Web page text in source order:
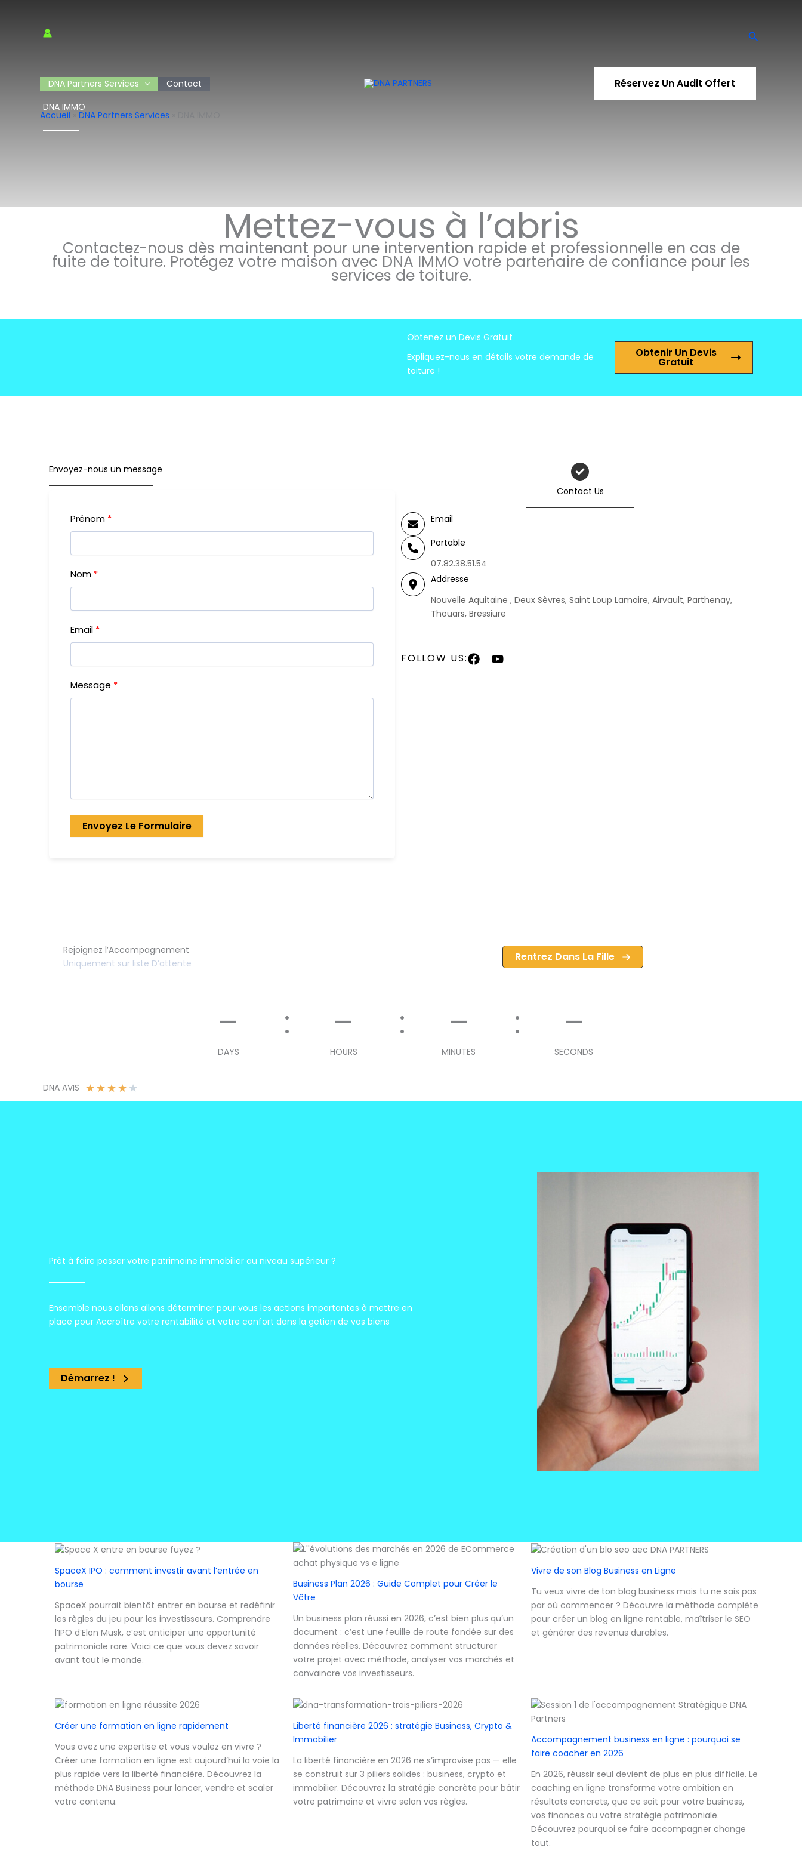
DNA Partners Services Contact Réservez Un Audit Offert
Accueil DNA Partners Services
DNA IMMO
Mettez-vous à l’abris
Contactez-nous dès maintenant pour une intervention rapide et professionnelle en cas de
fuite de toiture. Protégez votre maison avec DNA IMMO votre partenaire de confiance pour les
services de toiture.
Obtenez un Devis Gratuit
Expliquez-nous en détails votre demande de
toiture !
Obtenir Un Devis
Gratuit
Envoyez-nous un message
Prénom
Nom
Email
Message
Envoyez Le Formulaire
Contact Us
Email
Portable
07.82.38.51.54
Addresse
Nouvelle Aquitaine , Deux Sèvres, Saint Loup Lamaire, Airvault, Parthenay,
Thouars, Bressiure
FOLLOW US:
Rejoignez l’Accompagnement
Uniquement sur liste D’attente
Rentrez Dans La Fille
–
DAYS
–
HOURS
–
MINUTES
–
SECONDS
DNA AVIS ★★★★ ★
Prêt à faire passer votre patrimoine immobilier au niveau supérieur ?
Ensemble nous allons allons déterminer pour vous les actions importantes à mettre en
place pour Accroître votre rentabilité et votre confort dans la getion de vos biens
Démarrez !
SpaceX IPO : comment investir avant l’entrée en
bourse
SpaceX pourrait bientôt entrer en bourse et redéfinir
les règles du jeu pour les investisseurs. Comprendre
l’IPO d’Elon Musk, c’est anticiper une opportunité
patrimoniale rare. Voici ce que vous devez savoir
avant tout le monde.
Business Plan 2026 : Guide Complet pour Créer le
Vôtre
Un business plan réussi en 2026, c’est bien plus qu’un
document : c’est une feuille de route fondée sur des
données réelles. Découvrez comment structurer
votre projet avec méthode, analyser vos marchés et
convaincre vos investisseurs.
Vivre de son Blog Business en Ligne
Tu veux vivre de ton blog business mais tu ne sais pas
par où commencer ? Découvre la méthode complète
pour créer un blog en ligne rentable, maîtriser le SEO
et générer des revenus durables.
Créer une formation en ligne rapidement
Vous avez une expertise et vous voulez en vivre ?
Créer une formation en ligne est aujourd’hui la voie la
plus rapide vers la liberté financière. Découvrez la
méthode DNA Business pour lancer, vendre et scaler
votre contenu.
Liberté financière 2026 : stratégie Business, Crypto &
Immobilier
La liberté financière en 2026 ne s’improvise pas — elle
se construit sur 3 piliers solides : business, crypto et
immobilier. Découvrez la stratégie concrète pour bâtir
votre patrimoine et vivre selon vos règles.
Accompagnement business en ligne : pourquoi se
faire coacher en 2026
En 2026, réussir seul devient de plus en plus difficile. Le
coaching en ligne transforme votre ambition en
résultats concrets, que ce soit pour votre business,
vos finances ou votre stratégie patrimoniale.
Découvrez pourquoi se faire accompagner change
tout.